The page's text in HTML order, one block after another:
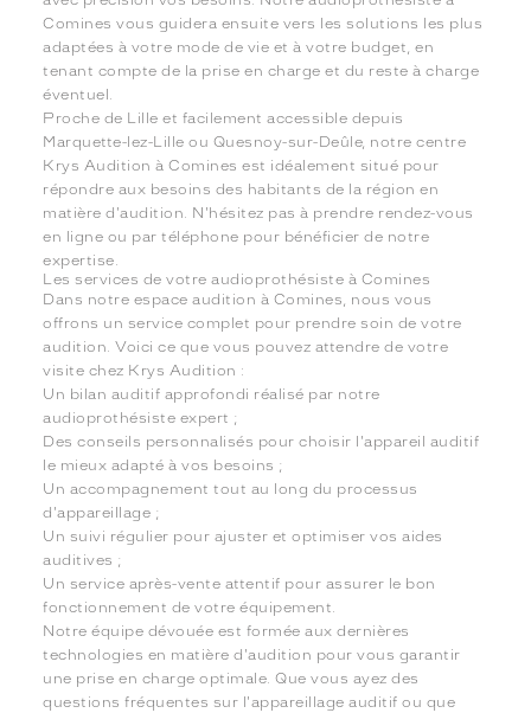
Comines vous guidera ensuite vers les solutions les plus
adaptées à votre mode de vie et à votre budget, en
tenant compte de la prise en charge et du reste à charge
éventuel.
Proche de Lille et facilement accessible depuis
Marquette-lez-Lille ou Quesnoy-sur-Deûle, notre centre
Krys Audition à Comines est idéalement situé pour
répondre aux besoins des habitants de la région en
matière d'audition. N'hésitez pas à prendre rendez-vous
en ligne ou par téléphone pour bénéficier de notre
expertise.
Les services de votre audioprothésiste à Comines
Dans notre espace audition à Comines, nous vous
offrons un service complet pour prendre soin de votre
audition. Voici ce que vous pouvez attendre de votre
visite chez Krys Audition :
Un bilan auditif approfondi réalisé par notre
audioprothésiste expert ;
Des conseils personnalisés pour choisir l'appareil auditif
le mieux adapté à vos besoins ;
Un accompagnement tout au long du processus
d'appareillage ;
Un suivi régulier pour ajuster et optimiser vos aides
auditives ;
Un service après-vente attentif pour assurer le bon
fonctionnement de votre équipement.
Notre équipe dévouée est formée aux dernières
technologies en matière d'audition pour vous garantir
une prise en charge optimale. Que vous ayez des
questions fréquentes sur l'appareillage auditif ou que